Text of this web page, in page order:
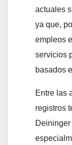
actuales
ya que,
empleos
servicios
basados
Entre las
registros